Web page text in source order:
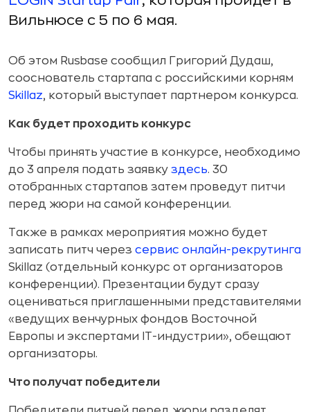
Вильнюсе с 5 по 6 мая.
Об этом Rusbase сообщил Григорий Дудаш,
сооснователь стартапа с российскими корням
Skillaz, который выступает партнером конкурса.
Как будет проходить конкурс
Чтобы принять участие в конкурсе, необходимо
до 3 апреля подать заявку здесь. 30
отобранных стартапов затем проведут питчи
перед жюри на самой конференции.
Также в рамках мероприятия можно будет
записать питч через сервис онлайн-рекрутинга
Skillaz (отдельный конкурс от организаторов
конференции). Презентации будут сразу
оцениваться приглашенными представителями
«ведущих венчурных фондов Восточной
Европы и экспертами IT-индустрии», обещают
организаторы.
Что получат победители